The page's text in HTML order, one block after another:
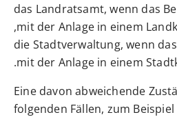
das Landratsamt, wenn das
mit der Anlage in einem
die Stadtverwaltung, wenn
mit der Anlage in einem
Eine davon abweichende
folgenden Fällen, zum